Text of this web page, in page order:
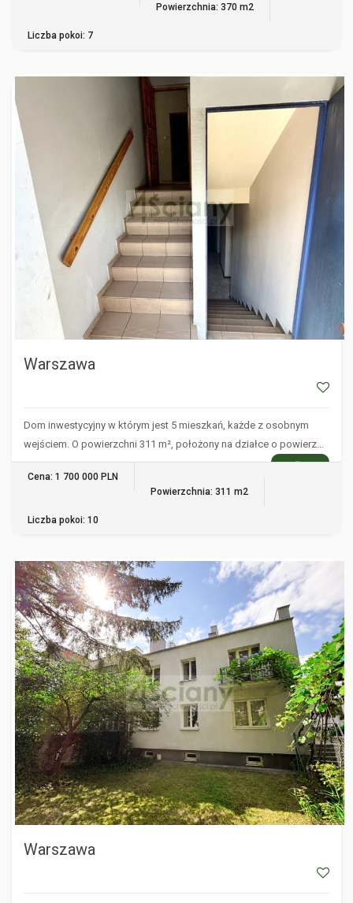
Powierzchnia: 370 m2
Liczba pokoi: 7
Warszawa
Dom inwestycyjny w którym jest 5 mieszkań, każde z osobnym
wejściem. O powierzchni 311 m², położony na działce o powierz…
WIĘCEJ
Cena: 1 700 000 PLN
Powierzchnia: 311 m2
Liczba pokoi: 10
WARSZAWA
Warszawa